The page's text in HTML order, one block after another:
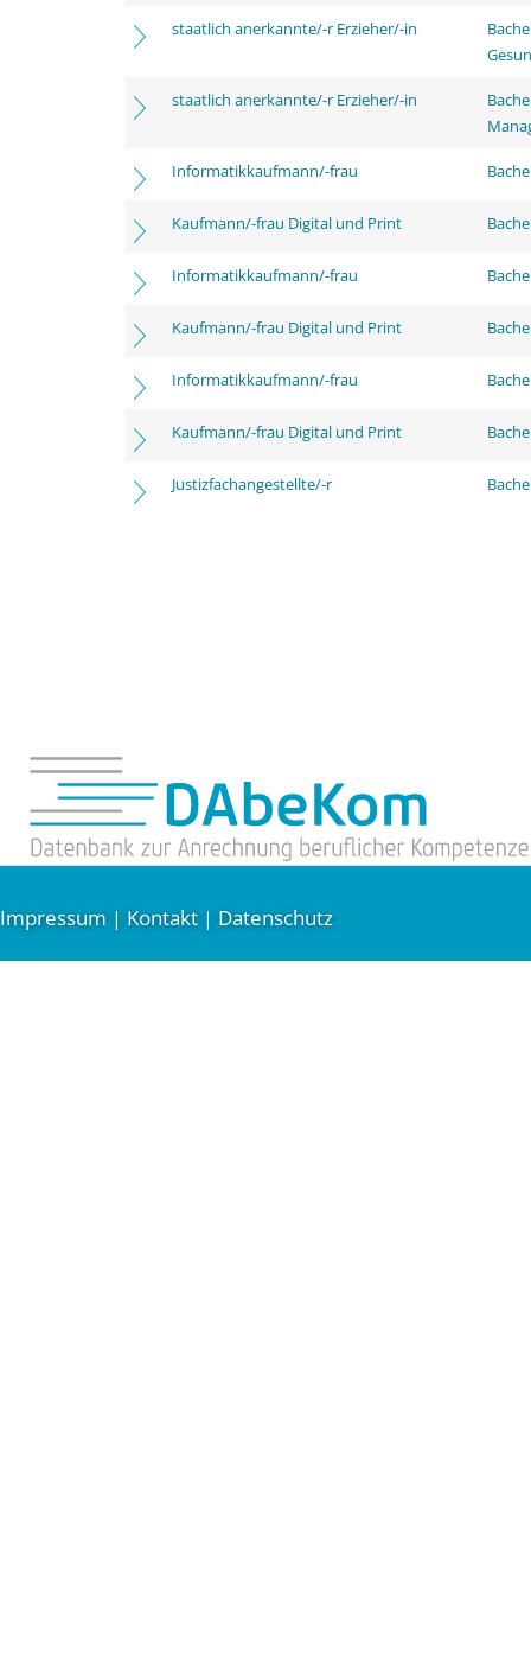
staatlich anerkannte/-r Erzieher/-in
staatlich anerkannte/-r Erzieher/-in
Informatikkaufmann/-frau
Kaufmann/-frau Digital und Print
Informatikkaufmann/-frau
Kaufmann/-frau Digital und Print
Informatikkaufmann/-frau
Kaufmann/-frau Digital und Print
Justizfachangestellte/-r
Impressum | Kontakt | Datenschutz